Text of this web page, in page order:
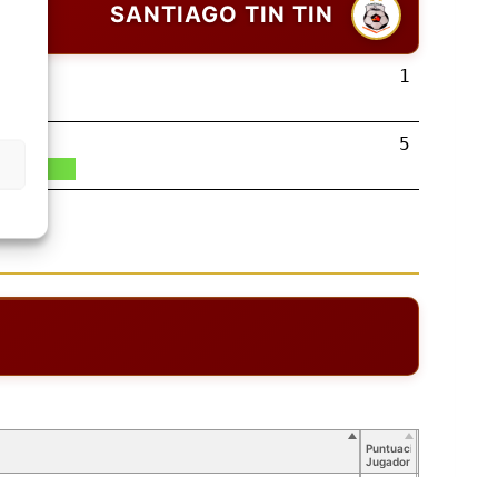
SANTIAGO TIN TIN
1
5
Puntuación
Jugador